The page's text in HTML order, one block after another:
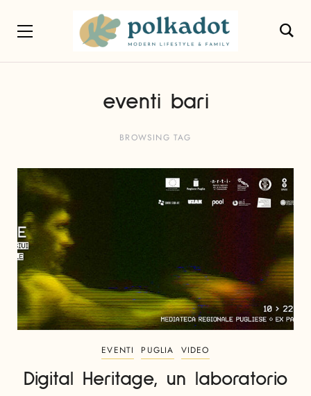
eventi bari
BROWSING TAG
EVENTI PUGLIA VIDEO
Digital Heritage, un laboratorio